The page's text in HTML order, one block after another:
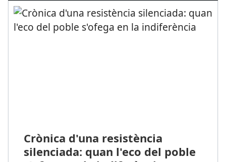
Crònica d'una resistència
silenciada: quan l'eco del poble